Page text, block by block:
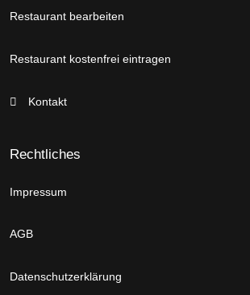
Restaurant bearbeiten
Restaurant kostenfrei eintragen
Kontakt
Rechtliches
Impressum
AGB
Datenschutzerklärung